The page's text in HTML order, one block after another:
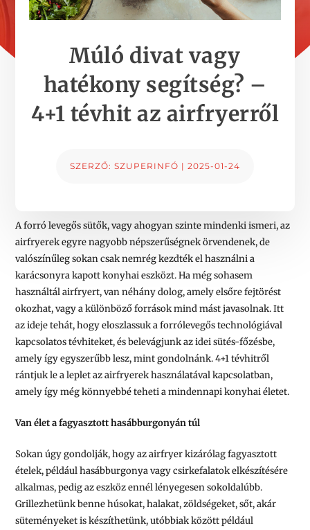
Múló divat vagy
hatékony segítség? –
4+1 tévhit az airfryerről
SZERZŐ: SZUPERINFÓ | 2025-01-24
A forró levegős sütők, vagy ahogyan szinte mindenki ismeri, az
airfryerek egyre nagyobb népszerűségnek örvendenek, de
valószínűleg sokan csak nemrég kezdték el használni a
karácsonyra kapott konyhai eszközt. Ha még sohasem
használtál airfryert, van néhány dolog, amely elsőre fejtörést
okozhat, vagy a különböző források mind mást javasolnak. Itt
az ideje tehát, hogy eloszlassuk a forrólevegős technológiával
kapcsolatos tévhiteket, és belevágjunk az idei sütés-főzésbe,
amely így egyszerűbb lesz, mint gondolnánk. 4+1 tévhitről
rántjuk le a leplet az airfryerek használatával kapcsolatban,
amely így még könnyebbé teheti a mindennapi konyhai életet.
Van élet a fagyasztott hasábburgonyán túl
Sokan úgy gondolják, hogy az airfryer kizárólag fagyasztott
ételek, például hasábburgonya vagy csirkefalatok elkészítésére
alkalmas, pedig az eszköz ennél lényegesen sokoldalúbb.
Grillezhetünk benne húsokat, halakat, zöldségeket, sőt, akár
süteményeket is készíthetünk, utóbbiak között például